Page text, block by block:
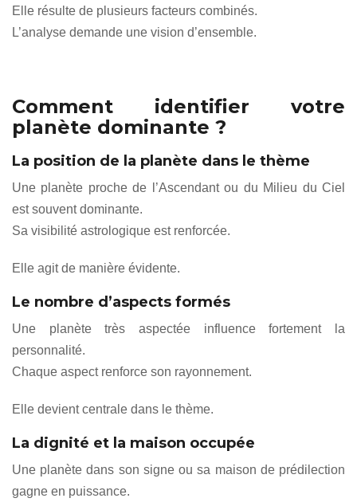
Elle résulte de plusieurs facteurs combinés.
L’analyse demande une vision d’ensemble.
Comment identifier votre
planète dominante ?
La position de la planète dans le thème
Une planète proche de l’Ascendant ou du Milieu du Ciel
est souvent dominante.
Sa visibilité astrologique est renforcée.
Elle agit de manière évidente.
Le nombre d’aspects formés
Une planète très aspectée influence fortement la
personnalité.
Chaque aspect renforce son rayonnement.
Elle devient centrale dans le thème.
La dignité et la maison occupée
Une planète dans son signe ou sa maison de prédilection
gagne en puissance.